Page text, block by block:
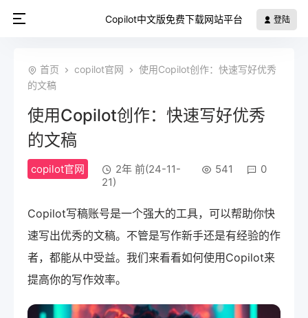
Copilot中文版免费下载网站平台 登陆
首页 copilot官网
使用Copilot创作：快速写好优秀
的文稿
使用Copilot创作：快速写好优秀
的文稿
copilot官网
2年 前(24-11-
21)
541 0
Copilot写稿账号是一个强大的工具，可以帮助你快
速写出优秀的文稿。不管是写作新手还是有经验的作
者，都能从中受益。我们来看看如何使用Copilot来
提高你的写作效率。